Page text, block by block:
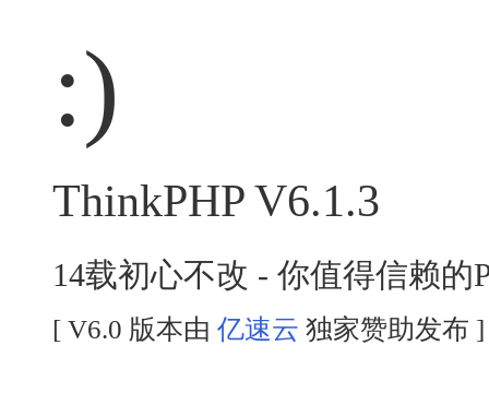
:)
ThinkPHP V6.1.3
14载初心不改 - 你值得信赖的
[ V6.0 版本由 亿速云 独家赞助发布 ]